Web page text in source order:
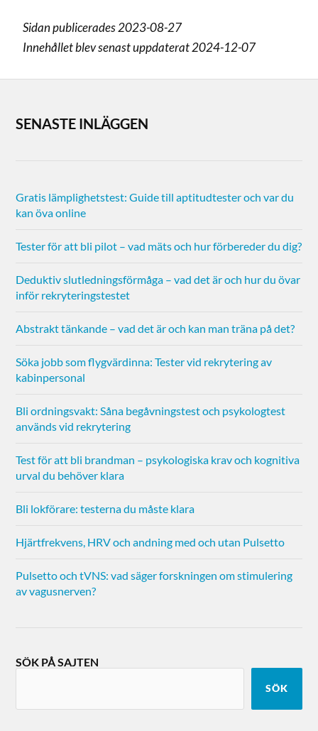
Sidan publicerades 2023-08-27
Innehållet blev senast uppdaterat 2024-12-07
SENASTE INLÄGGEN
Gratis lämplighetstest: Guide till aptitudtester och var du
kan öva online
Tester för att bli pilot – vad mäts och hur förbereder du dig?
Deduktiv slutledningsförmåga – vad det är och hur du övar
inför rekryteringstestet
Abstrakt tänkande – vad det är och kan man träna på det?
Söka jobb som flygvärdinna: Tester vid rekrytering av
kabinpersonal
Bli ordningsvakt: Såna begåvningstest och psykologtest
används vid rekrytering
Test för att bli brandman – psykologiska krav och kognitiva
urval du behöver klara
Bli lokförare: testerna du måste klara
Hjärtfrekvens, HRV och andning med och utan Pulsetto
Pulsetto och tVNS: vad säger forskningen om stimulering
av vagusnerven?
SÖK PÅ SAJTEN
SÖK